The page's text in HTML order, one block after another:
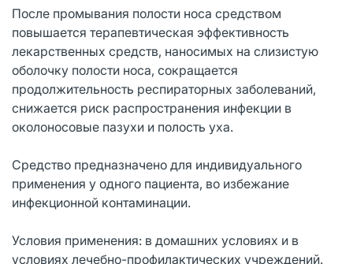
После промывания полости носа средством
повышается терапевтическая эффективность
лекарственных средств, наносимых на слизистую
оболочку полости носа, сокращается
продолжительность респираторных заболеваний,
снижается риск распространения инфекции в
околоносовые пазухи и полость уха.
Средство предназначено для индивидуального
применения у одного пациента, во избежание
инфекционной контаминации.
Условия применения: в домашних условиях и в
условиях лечебно-профилактических учреждений.